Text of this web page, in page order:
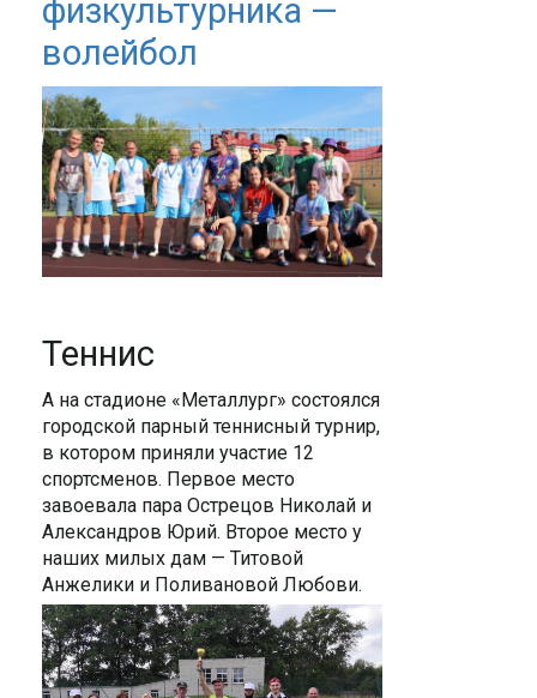
физкультурника —
волейбол
Теннис
А на стадионе «Металлург» состоялся
городской парный теннисный турнир,
в котором приняли участие 12
спортсменов. Первое место
завоевала пара Острецов Николай и
Александров Юрий. Второе место у
наших милых дам — Титовой
Анжелики и Поливановой Любови.